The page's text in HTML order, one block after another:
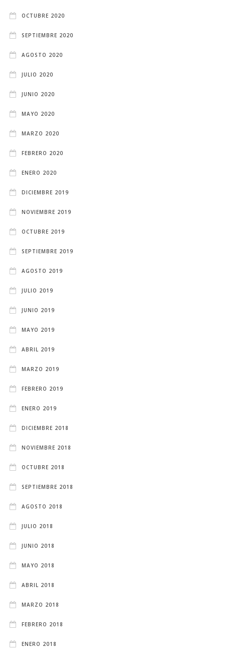
OCTUBRE 2020
SEPTIEMBRE 2020
AGOSTO 2020
JULIO 2020
JUNIO 2020
MAYO 2020
MARZO 2020
FEBRERO 2020
ENERO 2020
DICIEMBRE 2019
NOVIEMBRE 2019
OCTUBRE 2019
SEPTIEMBRE 2019
AGOSTO 2019
JULIO 2019
JUNIO 2019
MAYO 2019
ABRIL 2019
MARZO 2019
FEBRERO 2019
ENERO 2019
DICIEMBRE 2018
NOVIEMBRE 2018
OCTUBRE 2018
SEPTIEMBRE 2018
AGOSTO 2018
JULIO 2018
JUNIO 2018
MAYO 2018
ABRIL 2018
MARZO 2018
FEBRERO 2018
ENERO 2018